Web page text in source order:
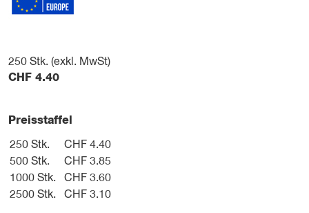
250 Stk. (exkl. MwSt)
CHF 4.40
Preisstaffel
250 Stk.
CHF 4.40
500 Stk.
CHF 3.85
1000 Stk.
CHF 3.60
2500 Stk.
CHF 3.10